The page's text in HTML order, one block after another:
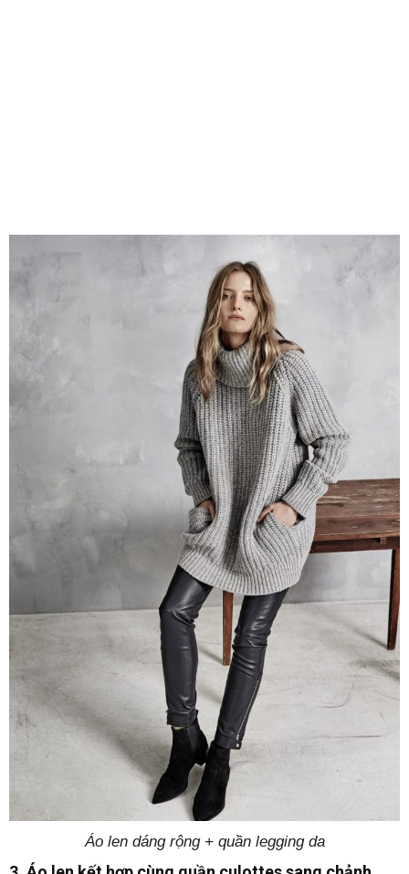
Áo len dáng rộng + quần legging da